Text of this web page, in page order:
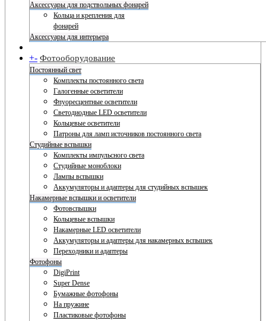
Аксессуары для подствольных фонарей
Кольца и крепления для
фонарей
Аксессуары для интерьера
+- Фотооборудование
Постоянный свет
Комплекты постоянного света
Галогенные осветители
Флуоресцентные осветители
Светодиодные LED осветители
Кольцевые осветители
Патроны для ламп источников постоянного света
Студийные вспышки
Комплекты импульсного света
Студийные моноблоки
Лампы вспышки
Аккумуляторы и адаптеры для студийных вспышек
Накамерные вспышки и осветители
Фотовспышки
Кольцевые вспышки
Накамерные LED осветители
Аккумуляторы и адаптеры для накамерных вспышек
Переходники и адаптеры
Фотофоны
DigiPrint
Super Dense
Бумажные фотофоны
На пружине
Пластиковые фотофоны